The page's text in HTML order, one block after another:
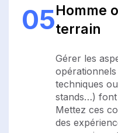
05Homme
terrain
Gérer les
techniques
stands…) font
Mettez ces
des